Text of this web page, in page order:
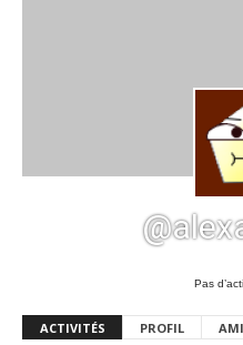
Pas
ACTIVITÉS PROFIL